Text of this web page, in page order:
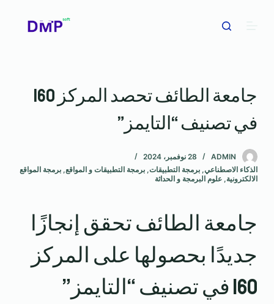
جامعة الطائف تحصد المركز 160
في تصنيف “التايمز”
ADMIN
28 نوفمبر، 2024
الذكاء الاصطناعي, برمجة التطبيقات, برمجة التطبيقات و المواقع, برمجة المواقع
الالكترونية, علوم البرمجة و الحداثة
جامعة الطائف تحقق إنجازًا
جديدًا بحصولها على المركز
160 في تصنيف “التايمز”